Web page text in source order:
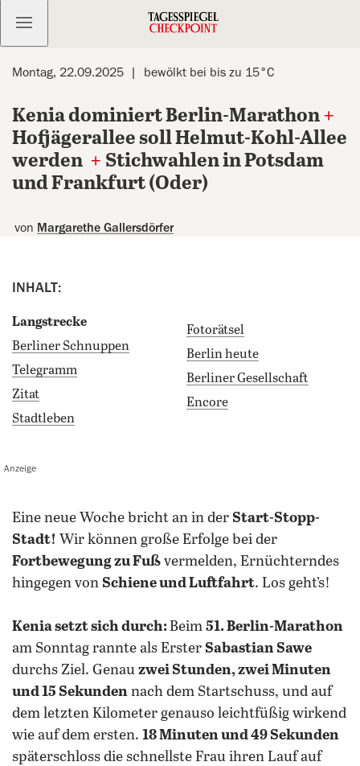
Kostenlos anmelden
Montag, 22.09.2025 bewölkt bei bis zu 15°C
Kenia dominiert Berlin-Marathon+
Hofjägerallee soll Helmut-Kohl-Allee
werden + Stichwahlen in Potsdam
und Frankfurt (Oder)
von Margarethe Gallersdörfer
INHALT:
Langstrecke
Berliner Schnuppen
Telegramm
Zitat
Stadtleben
Fotorätsel
Berlin heute
Berliner Gesellschaft
Encore
Anzeige
eine neue Woche bricht an in der Start-Stopp-
Stadt! Wir können große Erfolge bei der
Fortbewegung zu Fuß vermelden, Ernüchterndes
hingegen von Schiene und Luftfahrt. Los geht’s!
Kenia setzt sich durch:Beim 51. Berlin-Marathon
am Sonntag rannte als Erster Sabastian Sawe
durchs Ziel. Genau zwei Stunden, zwei Minuten
und 15 Sekunden nach dem Startschuss, und auf
dem letzten Kilometer genauso leichtfüßig wirkend
wie auf dem ersten. 18 Minuten und 49 Sekunden
späterschloss die schnellste Frau ihren Lauf auf